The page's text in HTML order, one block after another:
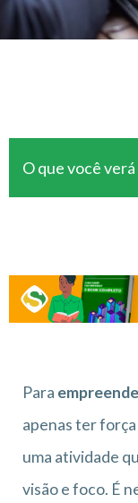
O que você
Para
apenas ter força
uma atividade
visão e foco. É